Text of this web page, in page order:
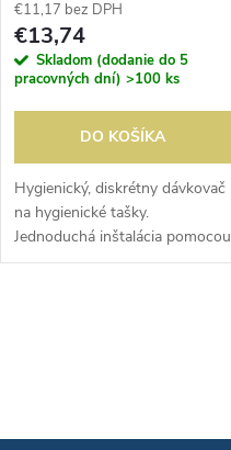
€11,17 bez DPH
€13,74
Skladom (dodanie do 5
pracovných dní) >100 ks
DO KOŠÍKA
Hygienický, diskrétny dávkovač
na hygienické tašky.
Jednoduchá inštalácia pomocou
obojstrannej pásky. Tašky